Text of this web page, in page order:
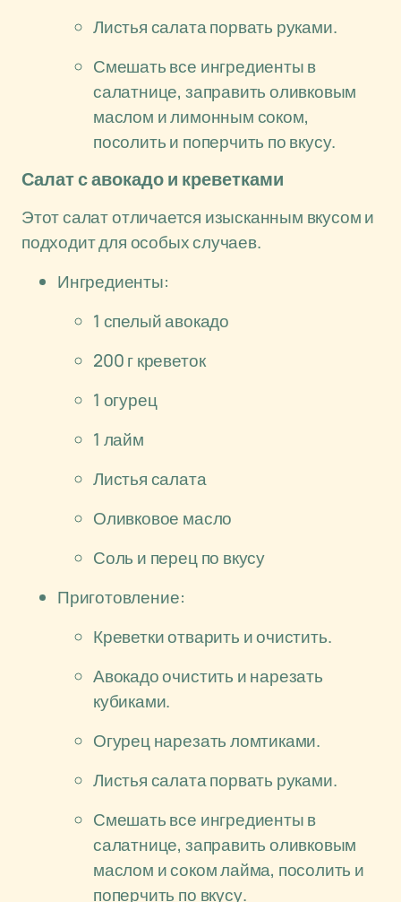
Листья салата порвать руками.
Смешать все ингредиенты в
салатнице, заправить оливковым
маслом и лимонным соком,
посолить и поперчить по вкусу.
Салат с авокадо и креветками
Этот салат отличается изысканным вкусом и
подходит для особых случаев.
Ингредиенты:
1 спелый авокадо
200 г креветок
1 огурец
1 лайм
Листья салата
Оливковое масло
Соль и перец по вкусу
Приготовление:
Креветки отварить и очистить.
Авокадо очистить и нарезать
кубиками.
Огурец нарезать ломтиками.
Листья салата порвать руками.
Смешать все ингредиенты в
салатнице, заправить оливковым
маслом и соком лайма, посолить и
поперчить по вкусу.